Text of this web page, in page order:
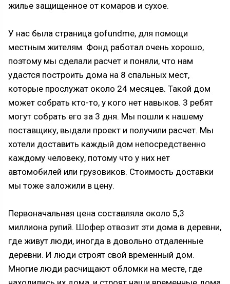
жилье защищенное от комаров и сухое.
У нас была страница gofundme, для помощи
местным жителям. Фонд работал очень хорошо,
поэтому мы сделали расчет и поняли, что нам
удастся построить дома на 8 спальных мест,
которые прослужат около 24 месяцев. Такой дом
может собрать кто-то, у кого нет навыков. 3 ребят
могут собрать его за 3 дня. Мы пошли к нашему
поставщику, выдали проект и получили расчет. Мы
хотели доставить каждый дом непосредственно
каждому человеку, потому что у них нет
автомобилей или грузовиков. Стоимость доставки
мы тоже заложили в цену.
Первоначальная цена составляла около 5,3
миллиона рупий. Шофер отвозит эти дома в деревни,
где живут люди, иногда в довольно отдаленные
деревни. И люди строят свой временный дом.
Многие люди расчищают обломки на месте, где